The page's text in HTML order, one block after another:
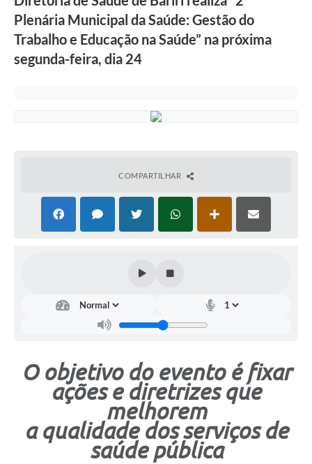
Plenária Municipal da Saúde: Gestão do
Trabalho e Educação na Saúde” na próxima
segunda-feira, dia 24
COMPARTILHAR
O objetivo do evento é fixar
ações e diretrizes que
melhorem
a qualidade dos serviços de
saúde pública